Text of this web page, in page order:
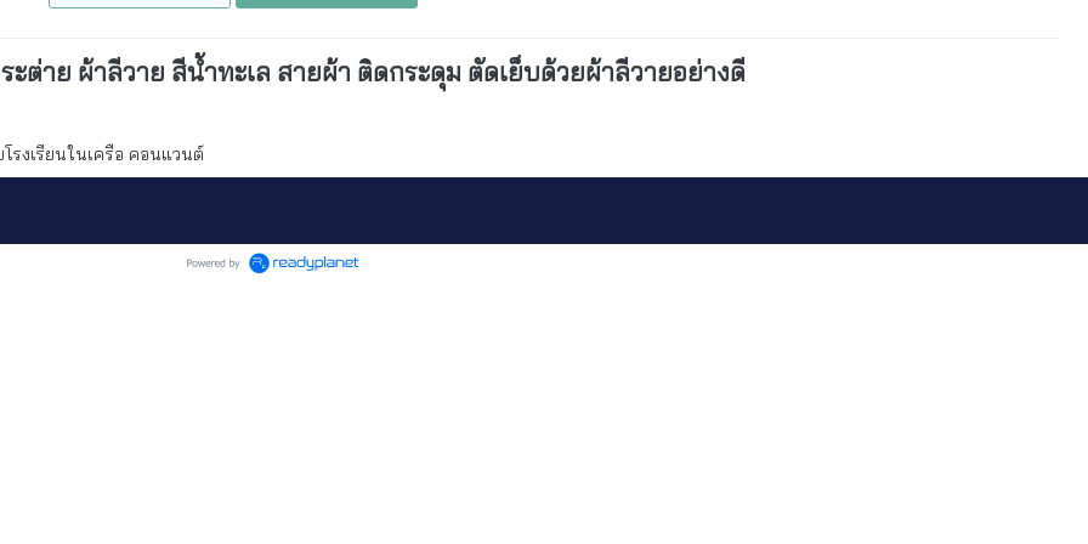
ะต่าย ผ้าลีวาย สีน้ำทะเล สายผ้า ติดกระดุม ตัดเย็บด้วยผ้าลีวายอย่างดี
รงเรียนในเครือ คอนแวนต์